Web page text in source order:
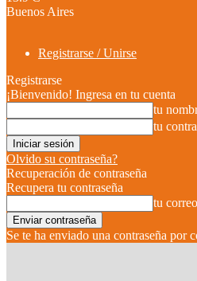
Buenos Aires
Registrarse / Unirse
Registrarse
¡Bienvenido! Ingresa en tu cuenta
tu
tu
Olvido su contraseña?
Recuperación de contraseña
Recupera tu contraseña
tu
Se te ha enviado una contraseña por